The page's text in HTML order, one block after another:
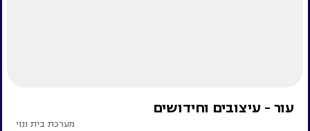
עור - עיצובים וחידושים
מערכת בית ונוי